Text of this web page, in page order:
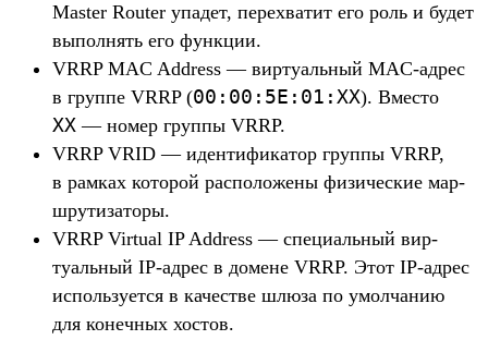
Master Router упа­дет, перех­ватит его роль и будет
выпол­нять его фун­кции.
VRRP MAC Address — вир­туаль­ный MAC-адрес
в груп­пе VRRP (00: 00: 5E: 01: XX). Вмес­то
XX — номер груп­пы VRRP.
VRRP VRID — иден­тифика­тор груп­пы VRRP,
в рам­ках которой рас­положе­ны физичес­кие мар­
шру­тиза­торы.
VRRP Virtual IP Address — спе­циаль­ный вир­
туаль­ный IP-адрес в домене VRRP. Этот IP-адрес
исполь­зует­ся в качес­тве шлю­за по умол­чанию
для конеч­ных хос­тов.